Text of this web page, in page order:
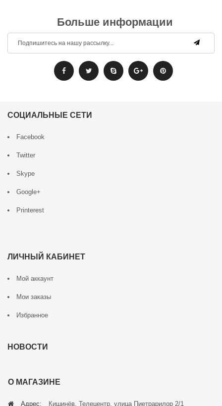
Больше информации
СОЦИАЛЬНЫЕ СЕТИ
Facebook
Twitter
Skype
Google+
Printerest
ЛИЧНЫЙ КАБИНЕТ
Мой аккаунт
Мои заказы
Избранное
НОВОСТИ
О МАГАЗИНЕ
Адрес: Кишинёв, Телецентр, улица Пиетрарилор 2/1